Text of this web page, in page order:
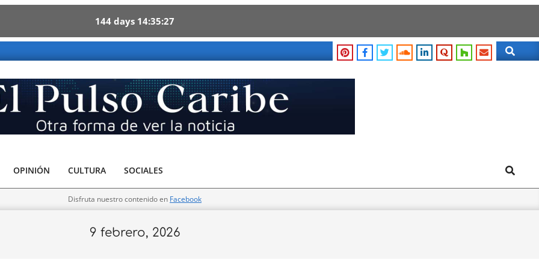
144 days 14 35 26
Search
OPINIÓN CULTURA SOCIALES Search
Disfruta nuestro contenido en Facebook
9 febrero, 2026